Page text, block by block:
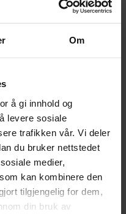
Om
å gi innhold og
levere sosiale
trafikken vår. Vi deler
du bruker nettstedet
medier,
kan kombinere den
tilgjengelig for dem,
din bruk av
Churchill
Jeph Loeb
Churchill
Comics
ogVoksen